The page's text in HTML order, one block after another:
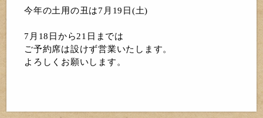
今年の土用の丑は7月19日(土)
7月18日から21日までは
ご予約席は設けず営業いたします。
よろしくお願いします。